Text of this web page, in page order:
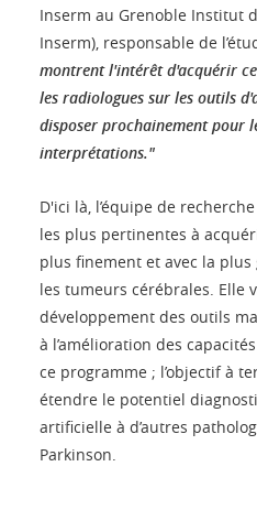
Inserm au Grenoble Institut
Inserm), responsable de
montrent l'intérêt d'acquérir
les radiologues sur les outils
disposer prochainement pour
interprétations."
D'ici là, l’équipe de
les plus pertinentes à
plus finement et avec la
les tumeurs cérébrales. Elle
développement des outils
à l’amélioration des
ce programme ; l’objectif à
étendre le potentiel
artificielle à d’autres
Parkinson.